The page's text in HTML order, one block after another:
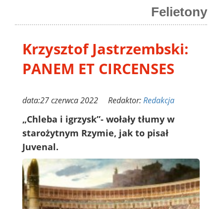
Felietony
Krzysztof Jastrzembski:
PANEM ET CIRCENSES
data:27 czerwca 2022 Redaktor:Redakcja
„Chleba i igrzysk”- wołały tłumy w
starożytnym Rzymie, jak to pisał
Juvenal.